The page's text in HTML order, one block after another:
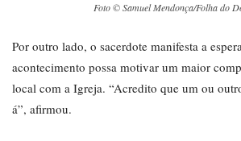
Foto © Samuel Mendonça/Folha do
Por outro lado, o sacerdote manifesta a
acontecimento possa motivar um maior
local com a Igreja. “Acredito que um ou
á”, afirmou.